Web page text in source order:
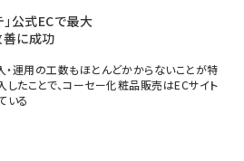
」公式ECで最大
善に成功
・運用の工数もほとんどかからないことが特
たことで、コーセー化粧品販売はECサイト
いる